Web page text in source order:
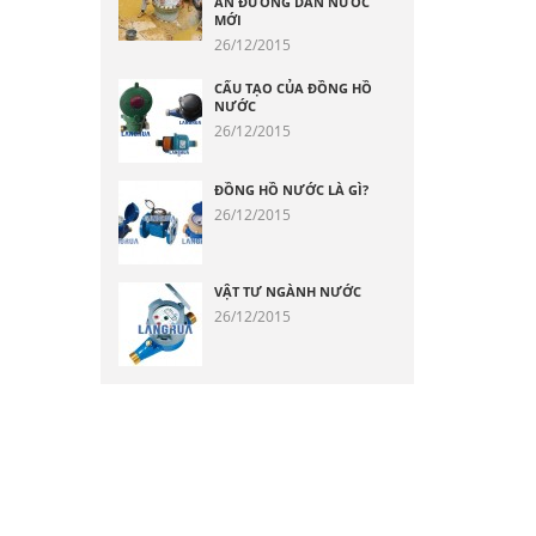
MỚI
26/12/2015
CẤU TẠO CỦA ĐỒNG HỒ
NƯỚC
26/12/2015
ĐỒNG HỒ NƯỚC LÀ GÌ?
26/12/2015
VẬT TƯ NGÀNH NƯỚC
26/12/2015